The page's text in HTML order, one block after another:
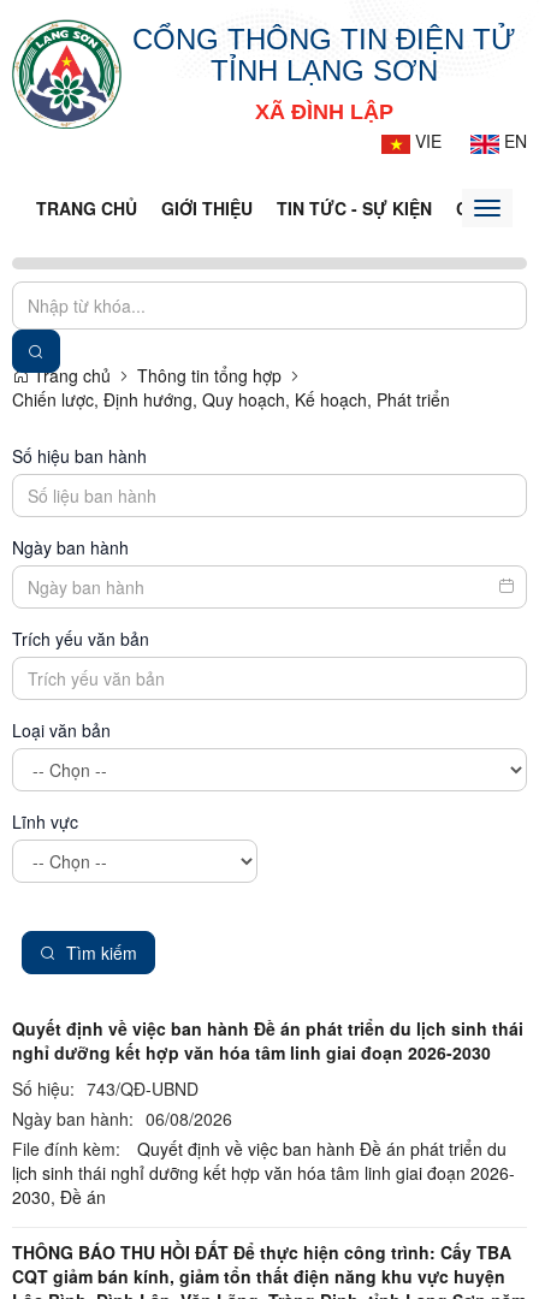
CỔNG THÔNG TIN ĐIỆN TỬ
TỈNH LẠNG SƠN
XÃ ĐÌNH LẬP
VIE
EN
TRANG CHỦ GIỚI THIỆU TIN TỨC - SỰ KIỆN CỔNGToggle
Trang chủ
Thông tin tổng hợp
Chiến lược, Định hướng, Quy hoạch, Kế hoạch, Phát triển
Số hiệu ban hành
Ngày ban hành
Trích yếu văn bản
Loại văn bản
Lĩnh vực
Tìm kiếm
Quyết định về việc ban hành Đề án phát triển du lịch sinh thái
nghỉ dưỡng kết hợp văn hóa tâm linh giai đoạn 2026-2030
Số hiệu: 743/QĐ-UBND
Ngày ban hành: 06/08/2026
File đính kèm:
Quyết định về việc ban hành Đề án phát triển du
lịch sinh thái nghỉ dưỡng kết hợp văn hóa tâm linh giai đoạn 2026-
2030, Đề án
THÔNG BÁO THU HỒI ĐẤT Để thực hiện công trình: Cấy TBA
CQT giảm bán kính, giảm tổn thất điện năng khu vực huyện